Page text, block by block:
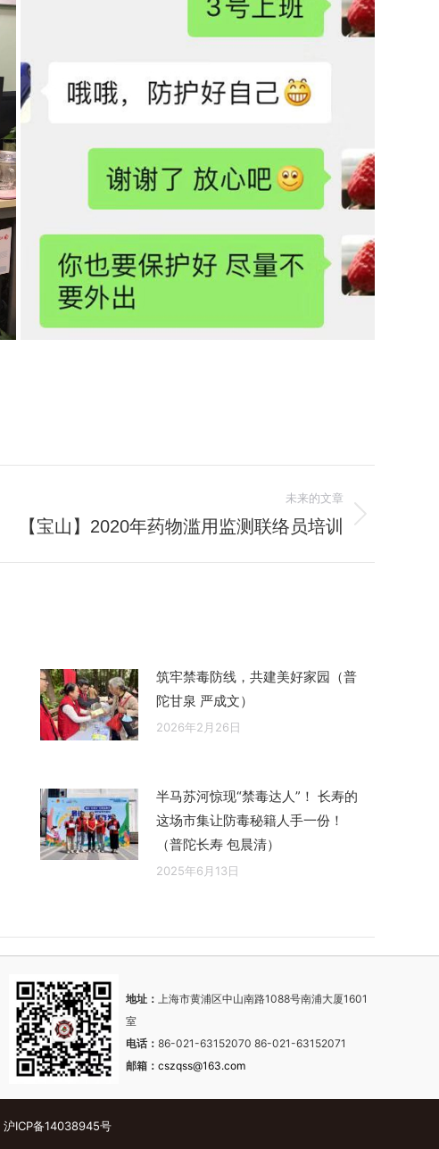
未来的文章
【宝山】2020年药物滥用监测联络员培训
筑牢禁毒防线，共建美好家园（普
陀甘泉 严成文）
2026年2月26日
半马苏河惊现“禁毒达人”！ 长寿的
这场市集让防毒秘籍人手一份！
（普陀长寿 包晨清）
2025年6月13日
地址：上海市黄浦区中山南路1088号南浦大厦1601
室
电话：86-021-63152070 86-021-63152071
邮箱：cszqss@163.com
沪ICP备14038945号